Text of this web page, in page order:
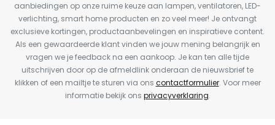
aanbiedingen op onze ruime keuze aan lampen, ventilatoren, LED-
verlichting, smart home producten en zo veel meer! Je ontvangt
exclusieve kortingen, productaanbevelingen en inspiratieve content.
Als een gewaardeerde klant vinden we jouw mening belangrijk en
vragen we je feedback na een aankoop. Je kan ten alle tijde
uitschrijven door op de afmeldlink onderaan de nieuwsbrief te
klikken of een mailtje te sturen via ons contactformulier. Voor meer
informatie bekijk ons privacyverklaring.